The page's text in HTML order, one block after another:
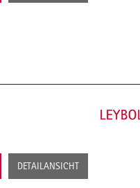
DETAILANSICHT